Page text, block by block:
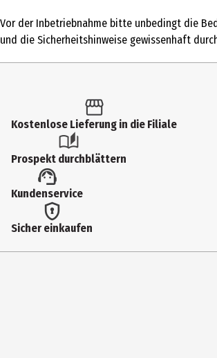
Produkttyp
Produkteigenschaft
wiederaufladbar|bedienungsfreundlich
Schwarz, Gelb
Modellnummer
Vor der Inbetriebnahme bitte unbedingt die
und die Sicherheitshinweise gewissenhaft
Kostenlose Lieferung in die Filiale
Prospekt durchblättern
Kundenservice
Sicher einkaufen